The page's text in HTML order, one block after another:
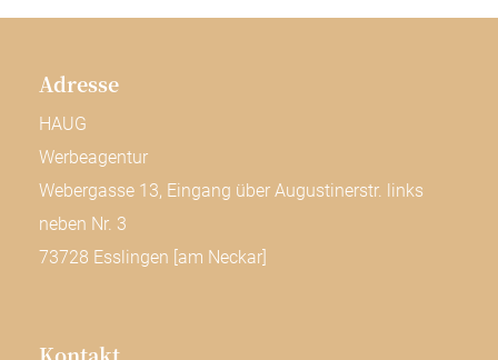
Adresse
HAUG
Werbeagentur
Webergasse 13, Eingang über Augustinerstr. links
neben Nr. 3
73728 Esslingen [am Neckar]